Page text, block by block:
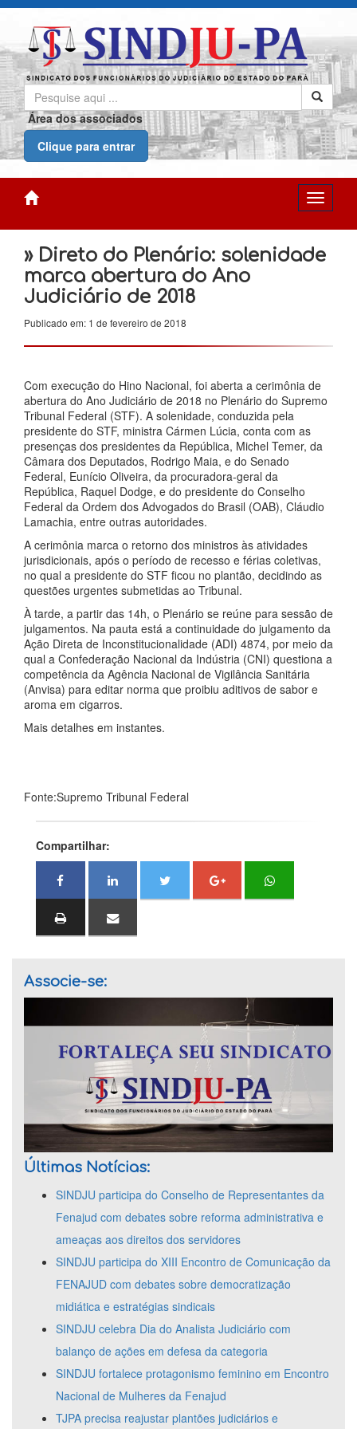
Área dos associados
Clique para entrar
» Direto do Plenário: solenidade
marca abertura do Ano
Judiciário de 2018
Publicado em: 1 de fevereiro de 2018
Com execução do Hino Nacional, foi aberta a cerimônia de
abertura do Ano Judiciário de 2018 no Plenário do Supremo
Tribunal Federal (STF). A solenidade, conduzida pela
presidente do STF, ministra Cármen Lúcia, conta com as
presenças dos presidentes da República, Michel Temer, da
Câmara dos Deputados, Rodrigo Maia, e do Senado
Federal, Eunício Oliveira, da procuradora-geral da
República, Raquel Dodge, e do presidente do Conselho
Federal da Ordem dos Advogados do Brasil (OAB), Cláudio
Lamachia, entre outras autoridades.
A cerimônia marca o retorno dos ministros às atividades
jurisdicionais, após o período de recesso e férias coletivas,
no qual a presidente do STF ficou no plantão, decidindo as
questões urgentes submetidas ao Tribunal.
À tarde, a partir das 14h, o Plenário se reúne para sessão de
julgamentos. Na pauta está a continuidade do julgamento da
Ação Direta de Inconstitucionalidade (ADI) 4874, por meio da
qual a Confederação Nacional da Indústria (CNI) questiona a
competência da Agência Nacional de Vigilância Sanitária
(Anvisa) para editar norma que proibiu aditivos de sabor e
aroma em cigarros.
Mais detalhes em instantes.
Fonte:Supremo Tribunal Federal
Compartilhar:
Associe-se:
Últimas Notícias:
SINDJU participa do Conselho de Representantes da
Fenajud com debates sobre reforma administrativa e
ameaças aos direitos dos servidores
SINDJU participa do XIII Encontro de Comunicação da
FENAJUD com debates sobre democratização
midiática e estratégias sindicais
SINDJU celebra Dia do Analista Judiciário com
balanço de ações em defesa da categoria
SINDJU fortalece protagonismo feminino em Encontro
Nacional de Mulheres da Fenajud
TJPA precisa reajustar plantões judiciários e